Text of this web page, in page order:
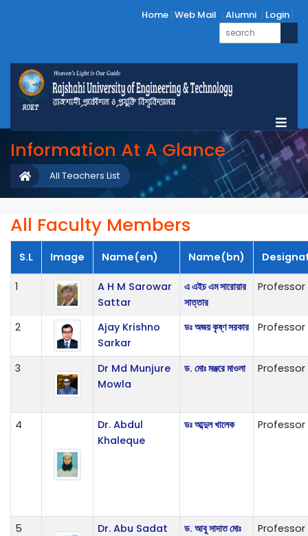
Home Web Mail Alumni Login
Information At A Glance
All Teachers List
All Faculty Members
S.L Image Name(en) Name(bn)
1
A H M Sarowar
Sattar
এ এইচ এম সারোয়ার
সাত্তার
Professor
2
Ajay Krishno
Sarkar
ডঃ অজয় কৃষ্ণ সরকার Professor
3
Dr Md Munjure
Mowla
ড. মোঃ মঞ্জরে মাওলা Professor
4
Dr. Abdul
Khaleque
ডঃ আব্দুল খালেক Professor
5
Dr. Abu Sadat
ড. আবু সাদাত মোঃ
Professor